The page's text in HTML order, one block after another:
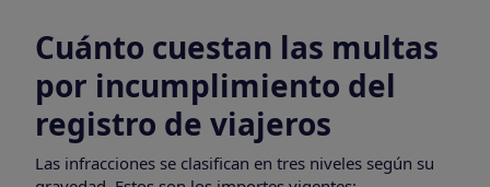
Cuánto cuestan las multas
por incumplimiento del
registro de viajeros
Las infracciones se clasifican en tres niveles según su